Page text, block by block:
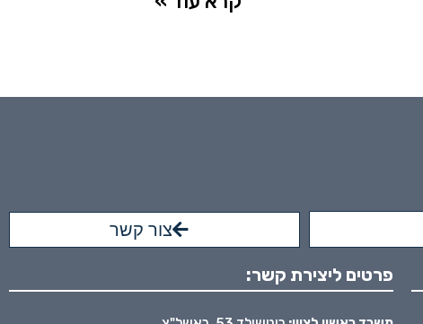
צור קשר
פרטים ליצירת קשר: